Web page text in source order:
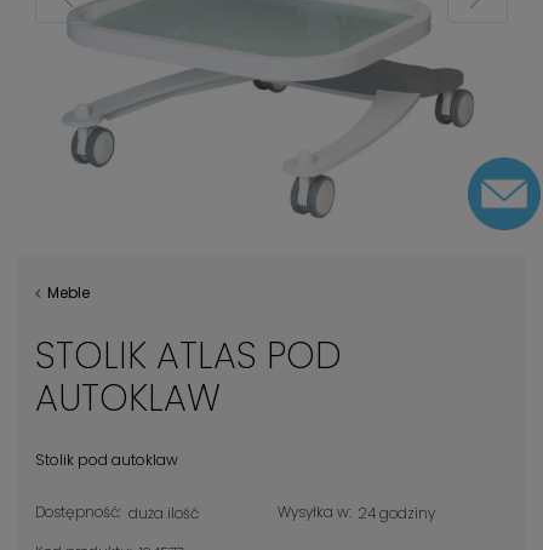
Meble
STOLIK ATLAS POD
AUTOKLAW
Stolik pod autoklaw
Dostępność: duża ilość Wysyłka w: 24 godziny